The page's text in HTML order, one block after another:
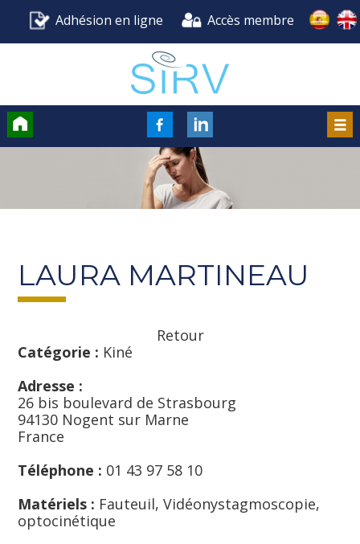
Accès membre
Adhésion en ligne
FaceBookLinkedIn
LAURA MARTINEAU
Retour
Catégorie : Kiné
Adresse :
26 bis boulevard de Strasbourg
94130 Nogent sur Marne
France
Téléphone : 01 43 97 58 10
Matériels : Fauteuil, Vidéonystagmoscopie,
optocinétique